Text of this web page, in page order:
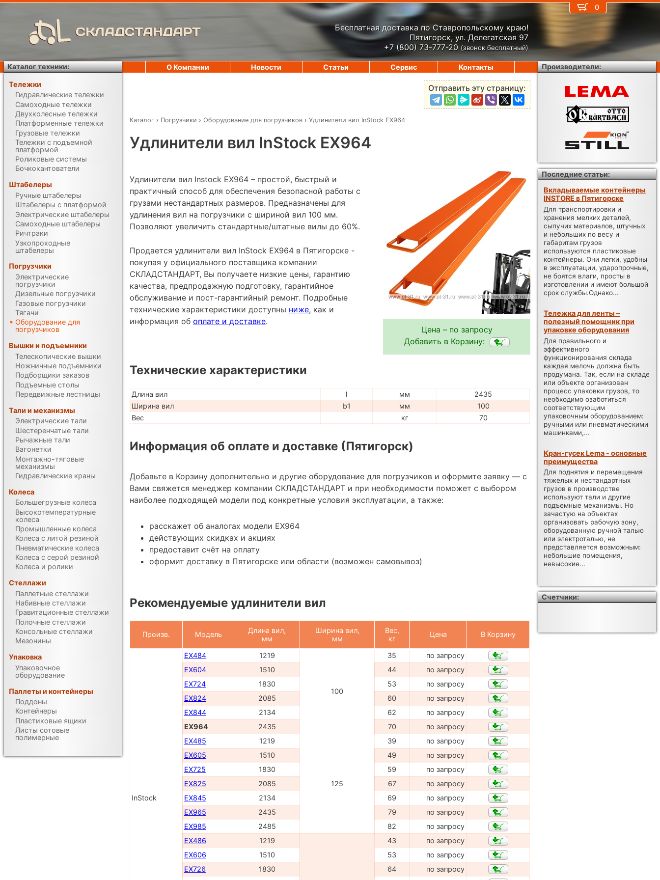
СКЛАДСТАНДАРТ
Бесплатная доставка по Ставропольскому краю!
Пятигорск, ул. Делегатская 97
+7 (800) 73-777-20 (звонок бесплатный)
Отправить эту страницу:
Каталог › Погрузчики › Оборудование для погрузчиков › Удлинители вил InStock EX964
Удлинители вил InStock EX964
Цена – по запросу
Добавить в Корзину:
Удлинители вил Instock EX964 – простой, быстрый и
практичный способ для обеспечения безопасной работы с
грузами нестандартных размеров. Предназначены для
удлинения вил на погрузчики с шириной вил 100 мм.
Позволяют увеличить стандартные/штатные вилы до 60%.
Продается удлинители вил InStock EX964 в Пятигорске -
покупая у официального поставщика компании
СКЛАДСТАНДАРТ, Вы получаете низкие цены, гарантию
качества, предпродажную подготовку, гарантийное
обслуживание и пост-гарантийный ремонт. Подробные
технические характеристики доступны ниже, как и
информация об оплате и доставке.
Технические характеристики
Длина вил l мм
2435
Ширина вил
b1 мм
100
Вес
кг 70
Информация об оплате и доставке (Пятигорск)
Добавьте в Корзину дополнительно и другие оборудование для погрузчиков и оформите заявку — с
Вами свяжется менеджер компании СКЛАДСТАНДАРТ и при необходимости поможет с выбором
наиболее подходящей модели под конкретные условия эксплуатации, а также:
расскажет об аналогах модели EX964
действующих скидках и акциях
предоставит счёт на оплату
оформит доставку в Пятигорске или области (возможен самовывоз)
Рекомендуемые удлинители вил
Произв. Модель
Длина вил,
мм
Ширина вил,
мм
Вес,
кг
Цена В Корзину
InStock
EX484 1219
100
35
по запросу
EX604
1510 44
по запросу
EX724
1830 53
по запросу
EX824
2085 60
по запросу
EX844
2134 62
по запросу
EX964
2435 70
по запросу
EX485
1219
125
39
по запросу
EX605
1510 49
по запросу
EX725
1830 59
по запросу
EX825
2085 67
по запросу
EX845
2134 69
по запросу
EX965
2435 79
по запросу
EX985
2485 82
по запросу
EX486
1219 43
по запросу
EX606
1510 53
по запросу
EX726
1830 64
по запросу
0
О Компании Новости Статьи Сервис Контакты
Каталог техники:
Тележки
Гидравлические тележки
Самоходные тележки
Двухколесные тележки
Платформенные тележки
Грузовые тележки
Тележки с подъемной
платформой
Роликовые системы
Бочкокантователи
Штабелеры
Ручные штабелеры
Штабелеры с платформой
Электрические штабелеры
Самоходные штабелеры
Ричтраки
Узкопроходные
штабелеры
Погрузчики
Электрические
погрузчики
Дизельные погрузчики
Газовые погрузчики
Тягачи
Оборудование для
погрузчиков
Вышки и подъемники
Телескопические вышки
Ножничные подъемники
Подборщики заказов
Подъемные столы
Передвижные лестницы
Тали и механизмы
Электрические тали
Шестеренчатые тали
Рычажные тали
Вагонетки
Монтажно-тяговые
механизмы
Гидравлические краны
Колеса
Большегрузные колеса
Высокотемпературные
колеса
Промышленные колеса
Колеса с литой резиной
Пневматические колеса
Колеса с серой резиной
Колеса и ролики
Стеллажи
Паллетные стеллажи
Набивные стеллажи
Гравитационные стеллажи
Полочные стеллажи
Консольные стеллажи
Мезонины
Упаковка
Упаковочное
оборудование
Паллеты и контейнеры
Поддоны
Контейнеры
Пластиковые ящики
Листы сотовые
полимерные
Производители:
Последние статьи:
Вкладываемые контейнеры
INSTORE в Пятигорске
Для транспортировки и
хранения мелких деталей,
сыпучих материалов, штучных
и небольших по весу и
габаритам грузов
используются пластиковые
контейнеры. Они легки, удобны
в эксплуатации, ударопрочные,
не боятся влаги, просты в
изготовлении и имеют большой
срок службы.Однако...
Тележка для ленты –
полезный помощник при
упаковке оборудования
Для правильного и
эффективного
функционирования склада
каждая мелочь должна быть
продумана. Так, если на складе
или объекте организован
процесс упаковки грузов, то
необходимо озаботиться
соответствующим
упаковочным оборудованием:
ручными или пневматическими
машинками,...
Кран-гусек Lema - основные
преимущества
Для поднятия и перемещения
тяжелых и нестандартных
грузов в производстве
используют тали и другие
подъемные механизмы. Но
зачастую на объектах
организовать рабочую зону,
оборудованную ручной талью
или электроталью, не
представляется возможным:
небольшие помещения,
невысокие...
Счетчики: